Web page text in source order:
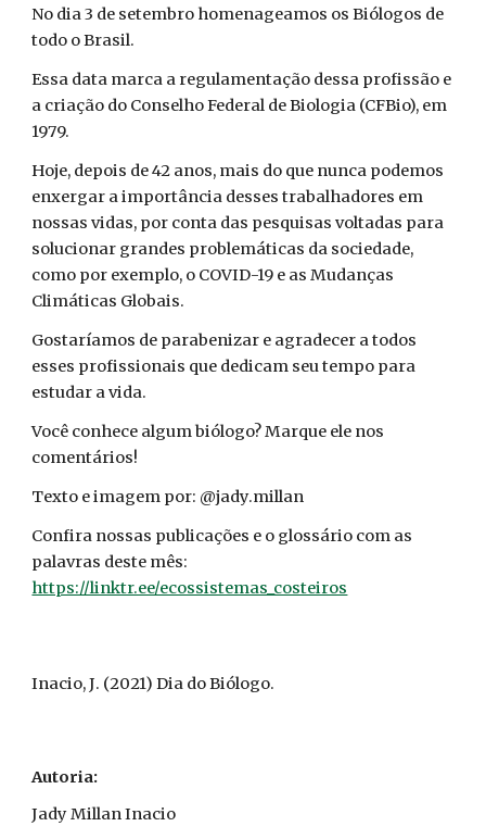
No dia 3 de setembro homenageamos os Biólogos de
todo o Brasil.
Essa data marca a regulamentação dessa profissão e
a criação do Conselho Federal de Biologia (CFBio), em
1979.
Hoje, depois de 42 anos, mais do que nunca podemos
enxergar a importância desses trabalhadores em
nossas vidas, por conta das pesquisas voltadas para
solucionar grandes problemáticas da sociedade,
como por exemplo, o COVID-19 e as Mudanças
Climáticas Globais.
Gostaríamos de parabenizar e agradecer a todos
esses profissionais que dedicam seu tempo para
estudar a vida.
Você conhece algum biólogo? Marque ele nos
comentários!
Texto e imagem por: @jady.millan
Confira nossas publicações e o glossário com as
palavras deste mês:
https://linktr.ee/ecossistemas_costeiros
Inacio,J. (2021)Dia do Biólogo.
Autoria:
Jady Millan Inacio